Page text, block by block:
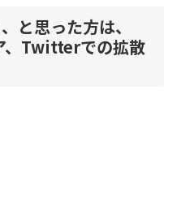
と思った方は、
、Twitterでの拡散